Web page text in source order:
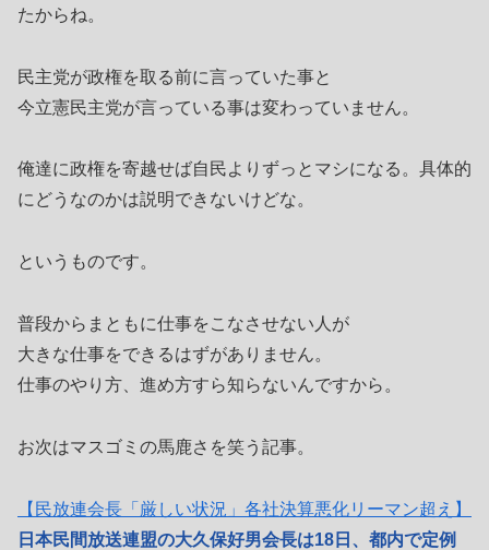
たからね。
民主党が政権を取る前に言っていた事と
今立憲民主党が言っている事は変わっていません。
俺達に政権を寄越せば自民よりずっとマシになる。具体的
にどうなのかは説明できないけどな。
というものです。
普段からまともに仕事をこなさせない人が
大きな仕事をできるはずがありません。
仕事のやり方、進め方すら知らないんですから。
お次はマスゴミの馬鹿さを笑う記事。
【民放連会長「厳しい状況」各社決算悪化リーマン超え】
日本民間放送連盟の大久保好男会長は18日、都内で定例